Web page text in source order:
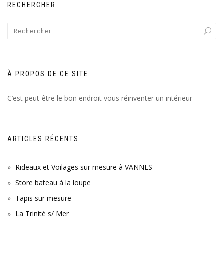
RECHERCHER
À PROPOS DE CE SITE
C’est peut-être le bon endroit vous réinventer un intérieur
ARTICLES RÉCENTS
Rideaux et Voilages sur mesure à VANNES
Store bateau à la loupe
Tapis sur mesure
La Trinité s/ Mer